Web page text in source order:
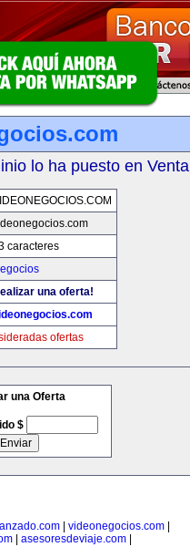
lo ha puesto en Venta
caracteres
una oferta!
ofertas
una Oferta
$
videonegocios.com
| asesoresdeviaje.com|